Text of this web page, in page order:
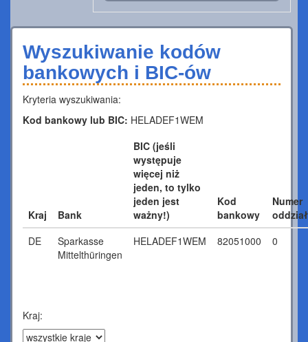
Wyszukiwanie kodów
bankowych i BIC-ów
Kryteria wyszukiwania:
Kod bankowy lub BIC: HELADEF1WEM
Kraj Bank
BIC (jeśli
występuje
więcej niż
jeden, to tylko
jeden jest
ważny!)
Kod
bankowy
Numer
DE
Sparkasse
Mittelthüringen
HELADEF1WEM 82051000 0
Kraj: